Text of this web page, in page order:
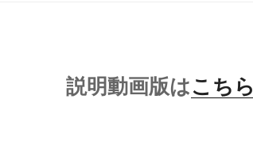
説明動画版はこちら